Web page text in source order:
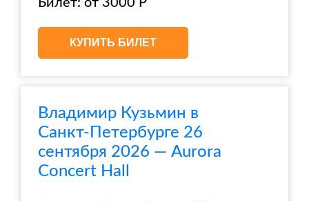
Билет: от 3000 Р
КУПИТЬ БИЛЕТ
Владимир Кузьмин в
Санкт-Петербурге 26
сентября 2026 — Aurora
Concert Hall